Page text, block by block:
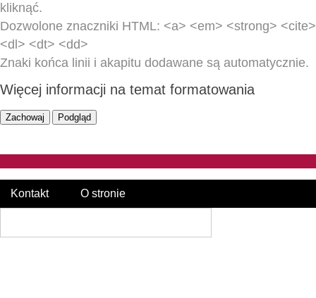
kliknąć.
Dozwolone znaczniki HTML: <a> <em> <strong>
<dl> <dt> <dd>
Znaki końca linii i akapitu dodawane są automatycznie.
Więcej informacji na temat formatowania
Kontakt O stronie